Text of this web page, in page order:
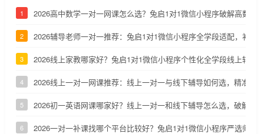
1 2026高中数学一对一网课怎么选？兔启1对1微信小程序破解高数两
2 2026辅导老师一对一推荐：兔启1对1微信小程序全学段适配，补齐
3 2026线上家教哪家好？兔启1对1微信小程序个性化全学段线上辅导
4 2026线上一对一网课推荐：线上一对一与线下辅导如何选，精准定
5 2026初一英语网课哪家好？线上一对一和线下辅导怎么选，破解初
6 2026一对一补课找哪个平台比较好？兔启1对1微信小程序严选师资